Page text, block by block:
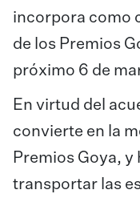
incorpora como
de los Premios
próximo 6 de
En virtud del
convierte en la
Premios Goya, y
transportar las